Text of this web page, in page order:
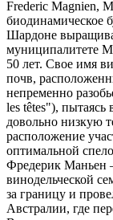
Frederic Magnien,
биодинамическое
Шардоне
муниципалитете
50 лет. Свое имя
почв,
непременно
les têtes"), пытаясь
довольно низкую
расположение
оптимальной
Фредерик Маньен
винодельческой
за границу и
Австралии, где